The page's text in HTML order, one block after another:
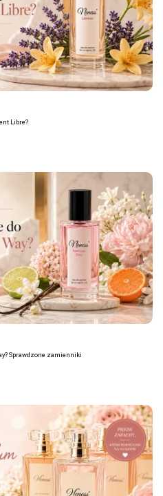
Libre?
Sprawdzone zamienniki